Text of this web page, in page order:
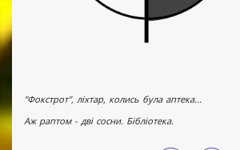
"Фокстрот", ліхтар, колись була аптека...
Аж раптом - дві сосни. Бібліотека.